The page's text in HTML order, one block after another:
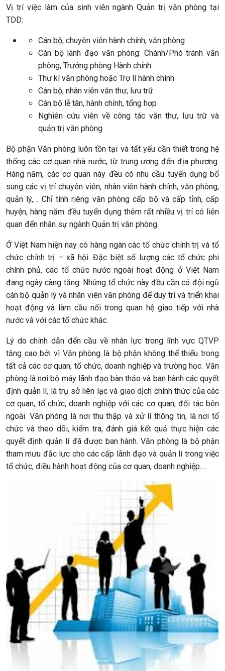
Vị trí việc làm của sinh viên ngành Quản trị văn phòng tại
TDD:
Cán bộ, chuyên viên hành chính, văn phòng
Cán bộ lãnh đạo văn phòng: Chánh/Phó tránh văn
phòng, Trưởng phòng Hành chính
Thư kí văn phòng hoặc Trợ lí hành chính
Cán bộ, nhân viên văn thư, lưu trữ
Cán bộ lễ tân, hành chính, tổng hợp
Nghiên cứu viên về công tác văn thư, lưu trữ và
quản trị văn phòng
Bộ phận Văn phòng luôn tồn tại và tất yếu cần thiết trong hệ
thống các cơ quan nhà nước, từ trung ương đến địa phương.
Hàng năm, các cơ quan này đều có nhu cầu tuyển dụng bổ
sung các vị trí chuyên viên, nhân viên hành chính, văn phòng,
quản lý,… Chỉ tính riêng văn phòng cấp bộ và cấp tỉnh, cấp
huyện, hàng năm đều tuyển dụng thêm rất nhiều vị trí có liên
quan đến nhân sự ngành Quản trị văn phòng.
Ở Việt Nam hiện nay có hàng ngàn các tổ chức chính trị và tổ
chức chính trị – xã hội. Đặc biệt số lượng các tổ chức phi
chính phủ, các tổ chức nước ngoài hoạt động ở Việt Nam
đang ngày càng tăng. Những tổ chức này đều cần có đội ngũ
cán bộ quản lý và nhân viên văn phòng để duy trì và triển khai
hoạt động và làm cầu nối trong quan hệ giao tiếp với nhà
nước và với các tổ chức khác.
Lý do chính dẫn đến cầu về nhân lực trong lĩnh vực QTVP
tăng cao bởi vì Văn phòng là bộ phận không thể thiếu trong
tất cả các cơ quan, tổ chức, doanh nghiệp và trường học. Văn
phòng là nơi bộ máy lãnh đạo bàn thảo và ban hành các quyết
định quản lí, là trụ sở liên lạc và giao dịch chính thức của các
cơ quan, tổ chức, doanh nghiệp với các cơ quan, đối tác bên
ngoài. Văn phòng là nơi thu thập và xử lí thông tin, là nơi tổ
chức và theo dõi, kiểm tra, đánh giá kết quả thực hiện các
quyết định quản lí đã được ban hành. Văn phòng là bộ phận
tham mưu đắc lực cho các cấp lãnh đạo và quản lí trong việc
tổ chức, điều hành hoạt động của cơ quan, doanh nghiệp….